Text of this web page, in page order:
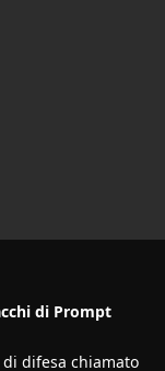
di Prompt
difesa chiamato